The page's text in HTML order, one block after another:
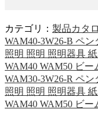
カテゴリ： 製品カタ
WAM40-3W26-B ペ
照明 照明 照明器具
WAM40 WAM50 ビー
WAM30-3W26-R ペ
照明 照明 照明器具
WAM40 WAM50 ビー